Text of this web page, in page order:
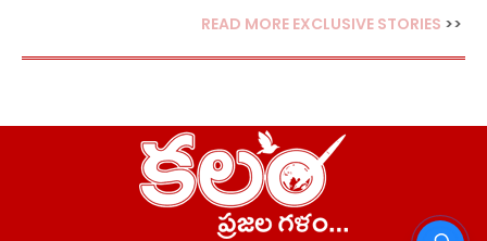
READ MORE EXCLUSIVE STORIES >>